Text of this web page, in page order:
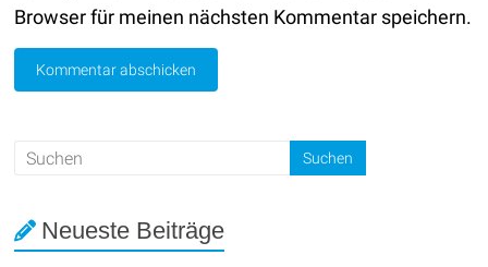
Browser für meinen nächsten Kommentar speichern.
Neueste Beiträge